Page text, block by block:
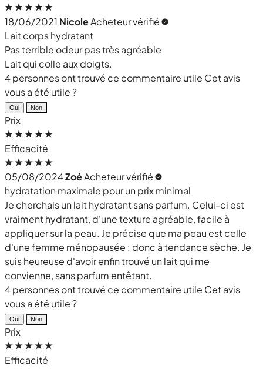
18/06/2021 NicoleAcheteur vérifié
Lait corps hydratant
Pas terrible odeur pas très agréable
Lait qui colle aux doigts.
4 personnes ont trouvé ce commentaire utile Cet avis
vous a été utile ?
Oui Non
Prix
Efficacité
05/08/2024ZoéAcheteur vérifié
hydratation maximale pour un prix minimal
Je cherchais un lait hydratant sans parfum. Celui-ci est
vraiment hydratant, d'une texture agréable, facile à
appliquer sur la peau. Je précise que ma peau est celle
d'une femme ménopausée : donc à tendance sèche. Je
suis heureuse d'avoir enfin trouvé un lait qui me
convienne, sans parfum entêtant.
4 personnes ont trouvé ce commentaire utile Cet avis
vous a été utile ?
Oui Non
Prix
Efficacité